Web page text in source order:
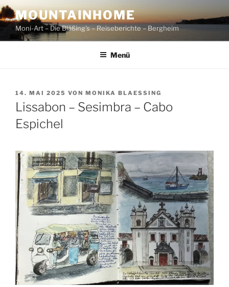
Zum
Inhalt
springen
MOUNTAINHOME
Moni-Art – Die Bläßing's – Reiseberichte – Bergheim
Menü
VERÖFFENTLICHT
AM
14. MAI 2025 VON MONIKA BLAESSING
Lissabon – Sesimbra – Cabo
Espichel